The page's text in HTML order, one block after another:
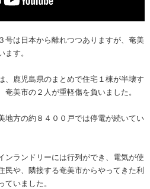
号は日本から離れつつありますが、奄美
す。
、鹿児島県のまとめで住宅１棟が半壊す
美市の２人が重軽傷を負いました。
地方の約８４００戸では停電が続いてい
ンランドリーには行列ができ、電気が使
民や、隣接する奄美市からやってきた利
いました。